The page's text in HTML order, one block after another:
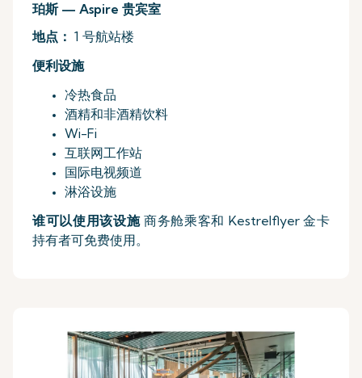
珀斯 — Aspire 贵宾室
地点： 1 号航站楼
便利设施
冷热食品
酒精和非酒精饮料
Wi-Fi
互联网工作站
国际电视频道
淋浴设施
谁可以使用该设施商务舱乘客和 Kestrelflyer 金卡
持有者可免费使用。